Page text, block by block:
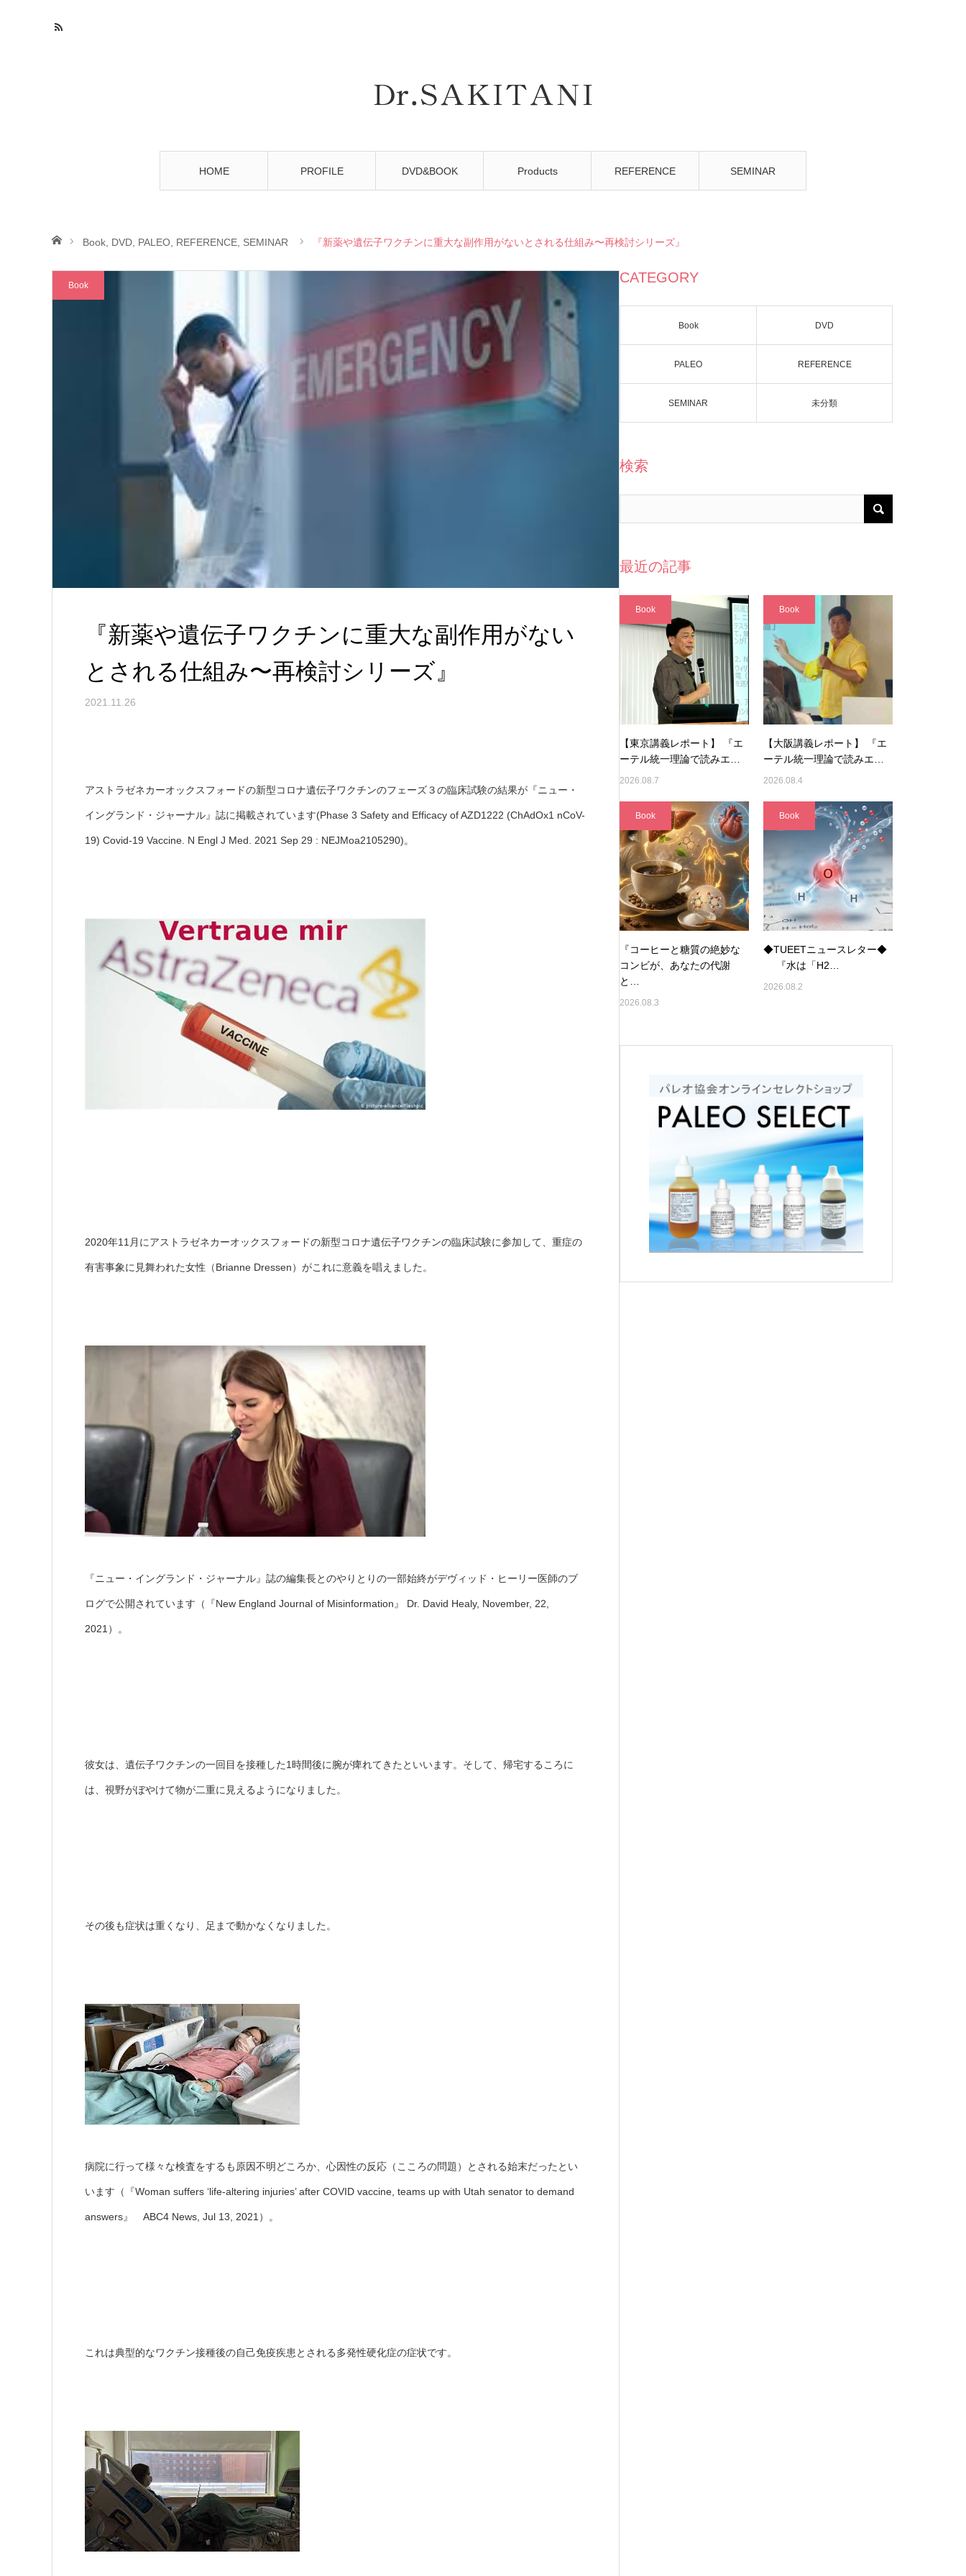
HOME PROFILE DVD&BOOK Products REFERENCE SEMINAR
ホームBook DVD PALEO REFERENCE SEMINAR 『新薬や遺伝子ワクチンに重大な副作用がないとされる仕組み〜再検討シリーズ』
Book
『新薬や遺伝子ワクチンに重大な副作用がない
とされる仕組み〜再検討シリーズ』
2021.11.26
アストラゼネカーオックスフォードの新型コロナ遺伝子ワクチンのフェーズ３の臨床試験の結果が『ニュー・
イングランド・ジャーナル』誌に掲載されています(Phase 3 Safety and Efficacy of AZD1222 (ChAdOx1 nCoV-
19) Covid-19 Vaccine. N Engl J Med. 2021 Sep 29 : NEJMoa2105290)。
2020年11月にアストラゼネカーオックスフォードの新型コロナ遺伝子ワクチンの臨床試験に参加して、重症の
有害事象に見舞われた女性（Brianne Dressen）がこれに意義を唱えました。
『ニュー・イングランド・ジャーナル』誌の編集長とのやりとりの一部始終がデヴィッド・ヒーリー医師のブ
ログで公開されています（『New England Journal of Misinformation』 Dr. David Healy, November, 22,
2021）。
彼女は、遺伝子ワクチンの一回目を接種した1時間後に腕が痺れてきたといいます。そして、帰宅するころに
は、視野がぼやけて物が二重に見えるようになりました。
その後も症状は重くなり、足まで動かなくなりました。
病院に行って様々な検査をするも原因不明どころか、心因性の反応（こころの問題）とされる始末だったとい
います（『Woman suffers ‘life-altering injuries’ after COVID vaccine, teams up with Utah senator to demand
answers』 ABC4 News, Jul 13, 2021）。
これは典型的なワクチン接種後の自己免疫疾患とされる多発性硬化症の症状です。
CATEGORY
Book DVD
PALEO REFERENCE
SEMINAR 未分類
検索
最近の記事
Book
【東京講義レポート】 『エ
ーテル統一理論で読みエ…
2026.08.7
Book
【大阪講義レポート】 『エ
ーテル統一理論で読みエ…
2026.08.4
Book
『コーヒーと糖質の絶妙な
コンビが、あなたの代謝
と…
2026.08.3
Book
◆TUEETニュースレター◆
『水は「H2…
2026.08.2